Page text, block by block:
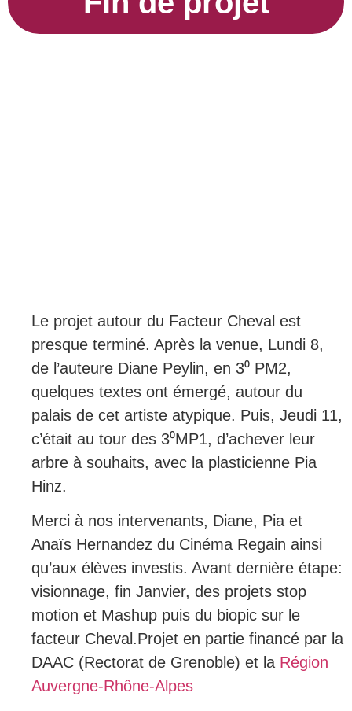
Le projet autour du Facteur Cheval est
presque terminé. Après la venue, Lundi 8,
de l’auteure Diane Peylin, en 3⁰ PM2,
quelques textes ont émergé, autour du
palais de cet artiste atypique. Puis, Jeudi 11,
c’était au tour des 3⁰MP1, d’achever leur
arbre à souhaits, avec la plasticienne Pia
Hinz.
Merci à nos intervenants, Diane, Pia et
Anaïs Hernandez du Cinéma Regain ainsi
qu’aux élèves investis. Avant dernière étape:
visionnage, fin Janvier, des projets stop
motion et Mashup puis du biopic sur le
facteur Cheval.Projet en partie financé par la
DAAC (Rectorat de Grenoble) et la Région
Auvergne-Rhône-Alpes